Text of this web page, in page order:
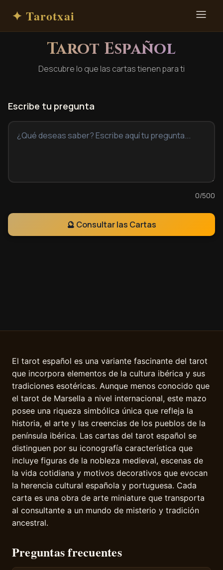
✦ Tarotxai
Tarot Español
Descubre lo que las cartas tienen para ti
Escribe tu pregunta
0/500
🔮 Consultar las Cartas
El tarot español es una variante fascinante del tarot
que incorpora elementos de la cultura ibérica y sus
tradiciones esotéricas. Aunque menos conocido que
el tarot de Marsella a nivel internacional, este mazo
posee una riqueza simbólica única que refleja la
historia, el arte y las creencias de los pueblos de la
península ibérica. Las cartas del tarot español se
distinguen por su iconografía característica que
incluye figuras de la nobleza medieval, escenas de
la vida cotidiana y motivos decorativos que evocan
la herencia cultural española y portuguesa. Cada
carta es una obra de arte miniature que transporta
al consultante a un mundo de misterio y tradición
ancestral.
Preguntas frecuentes